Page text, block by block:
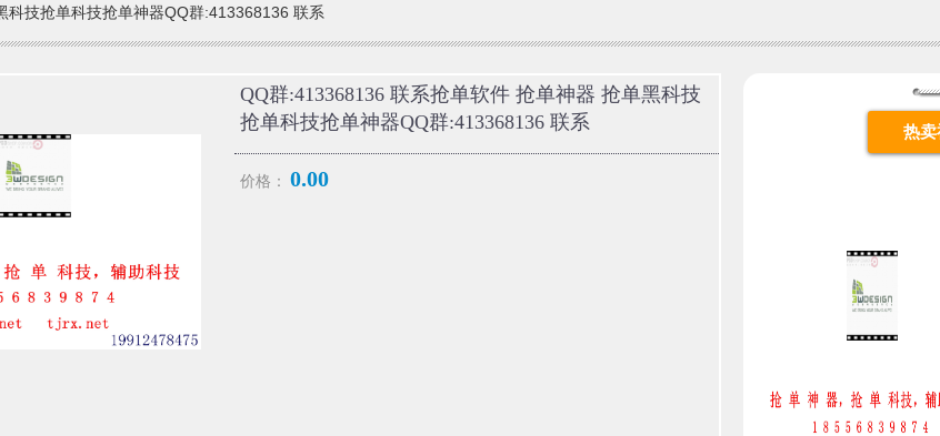
技抢单科技抢单神器QQ群:413368136 联系
热卖
QQ群:413368136 联系抢单软件 抢单神器 抢单黑科技
抢单科技抢单神器QQ群:413368136 联系
价格： 0.00